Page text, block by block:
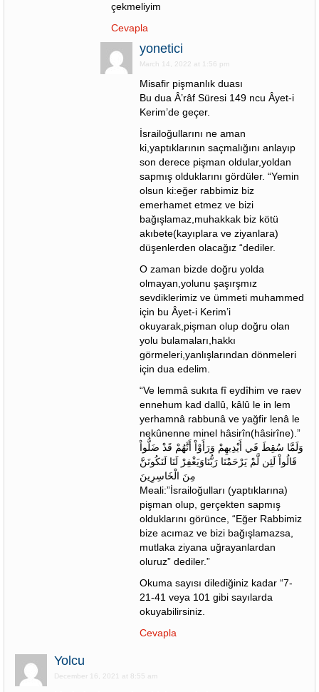
çekmeliyim
Cevapla
yonetici
March 14, 2022 at 1:56 pm
Misafir pişmanlık duası
Bu dua Â’râf Süresi 149 ncu Âyet-i
Kerim’de geçer.
İsrailoğullarını ne aman
ki,yaptıklarının saçmalığını anlayıp
son derece pişman oldular,yoldan
sapmış olduklarını gördüler. “Yemin
olsun ki:eğer rabbimiz biz
emerhamet etmez ve bizi
bağışlamaz,muhakkak biz kötü
akıbete(kayıplara ve ziyanlara)
düşenlerden olacağız “dediler.
O zaman bizde doğru yolda
olmayan,yolunu şaşırşmız
sevdiklerimiz ve ümmeti muhammed
için bu Âyet-i Kerim’i
okuyarak,pişman olup doğru olan
yolu bulamaları,hakkı
görmeleri,yanlışlarından dönmeleri
için dua edelim.
“Ve lemmâ sukıta fî eydîhim ve raev
ennehum kad dallû, kâlû le in lem
yerhamnâ rabbunâ ve yağfir lenâ le
nekûnenne minel hâsirîn(hâsirîne).”
وَلَمَّا سُقِطَ فَي أَيْدِيهِمْ وَرَأَوْاْ أَنَّهُمْ قَدْ ضَلُّواْ
قَالُواْ لَئِن لَّمْ يَرْحَمْنَا رَبُّنَاوَيَغْفِرْ لَنَا لَنَكُونَنَّ
مِنَ الْخَاسِرِينَ
Meali:”İsrailoğulları (yaptıklarına)
pişman olup, gerçekten sapmış
olduklarını görünce, “Eğer Rabbimiz
bize acımaz ve bizi bağışlamazsa,
mutlaka ziyana uğrayanlardan
oluruz” dediler.”
Okuma sayısı dilediğiniz kadar “7-
21-41 veya 101 gibi sayılarda
okuyabilirsiniz.
Cevapla
Yolcu
December 16, 2021 at 8:55 am